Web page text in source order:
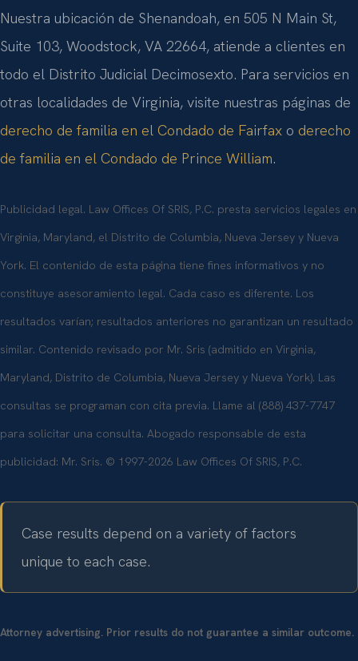
Nuestra ubicación de Shenandoah, en 505 N Main St,
Suite 103, Woodstock, VA 22664, atiende a clientes en
todo el Distrito Judicial Decimosexto. Para servicios en
otras localidades de Virginia, visite nuestras páginas de
derecho de familia en el Condado de Fairfax o derecho
de familia en el Condado de Prince William.
Publicidad legal. Law Offices Of SRIS, P.C. presta servicios legales en
Virginia, Maryland, el Distrito de Columbia, Nueva Jersey y Nueva
York. El contenido de esta página tiene fines informativos y no
constituye asesoramiento legal. Cada caso es diferente. Los
resultados varían; resultados anteriores no garantizan un resultado
similar. Contenido revisado por Mr. Sris (admitido en Virginia,
Maryland, Distrito de Columbia, Nueva Jersey y Nueva York). Las
consultas se programan con cita previa. Llame al (888) 437-7747
para solicitar una consulta. Abogado responsable de esta
publicidad: Mr. Sris. © 1997-2026 Law Offices Of SRIS, P.C.
Case results depend on a variety of factors
unique to each case.
Attorney advertising. Prior results do not guarantee a similar outcome.